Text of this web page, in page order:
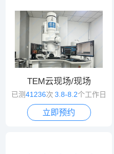
TEM云现场/现场
已测41236次 3.8-8.2个工作日
立即预约